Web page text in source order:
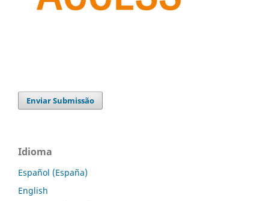
Enviar Submissão
Idioma
Español (España)
English